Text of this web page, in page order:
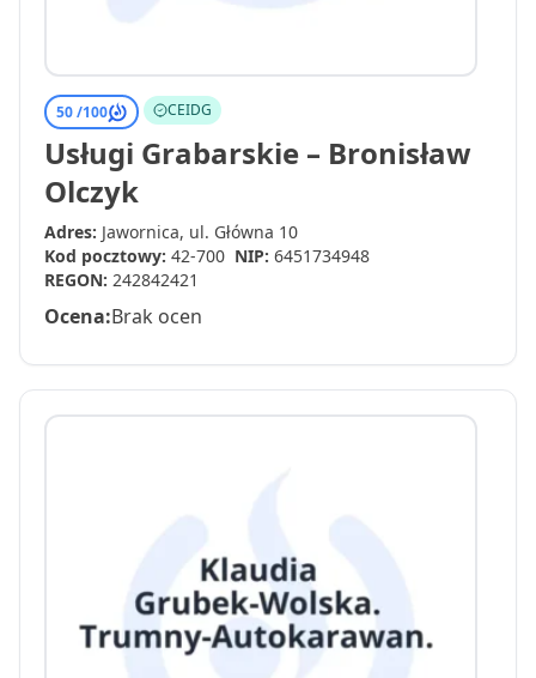
50 /100 CEIDG
Usługi Grabarskie – Bronisław
Olczyk
Adres: Jawornica, ul. Główna 10
Kod pocztowy: 42-700 NIP: 6451734948
REGON: 242842421
Ocena:Brak ocen